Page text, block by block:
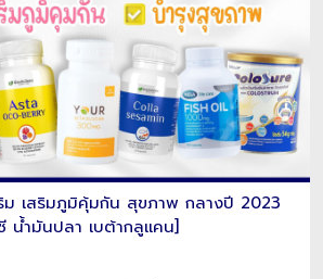
ริม เสริมภูมิคุ้มกัน สุขภาพ กลางปี 2023
น้ำมันปลา เบต้ากลูเเคน]